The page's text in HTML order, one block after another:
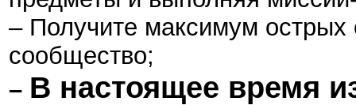
– Получите максимум
сообщество;
– В настоящее время